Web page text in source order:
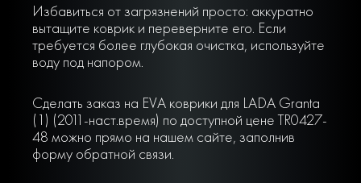
Избавиться от загрязнений просто: аккуратно
вытащите коврик и переверните его. Если
требуется более глубокая очистка, используйте
воду под напором.
Сделать заказ на EVA коврики для LADA Granta
(1) (2011-наст.время) по доступной цене TR0427-
48 можно прямо на нашем сайте, заполнив
форму обратной связи.